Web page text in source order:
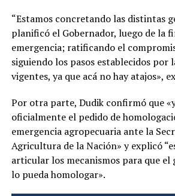
“Estamos concretando las distintas
planificó el Gobernador, luego de la
emergencia; ratificando el
siguiendo los pasos establecidos por
vigentes, ya que acá no hay atajos»,
Por otra parte, Dudik confirmó que
oficialmente el pedido de
emergencia agropecuaria ante la
Agricultura de la Nación» y explicó
articular los mecanismos para que
lo pueda homologar».